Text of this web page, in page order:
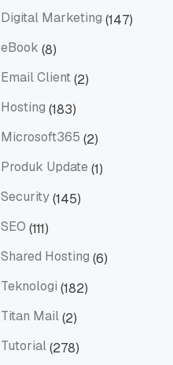
Digital Marketing (147)
eBook (8)
Email Client(2)
Hosting (183)
Microsoft365 (2)
Produk Update (1)
Security(145)
SEO (111)
Shared Hosting (6)
Teknologi (182)
Titan Mail(2)
Tutorial(278)